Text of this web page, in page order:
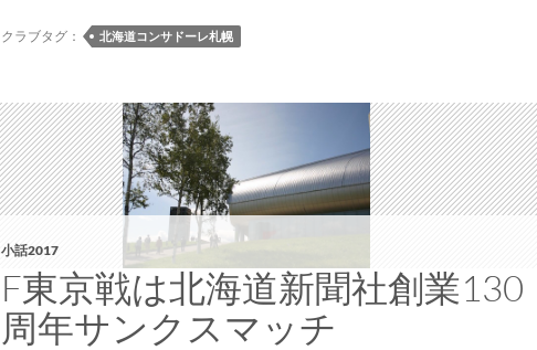
試
合
出
を
達
成
クラブタグ： 北海道コンサドーレ札幌
小話2017
F東京戦は北海道新聞社創業130
周年サンクスマッチ